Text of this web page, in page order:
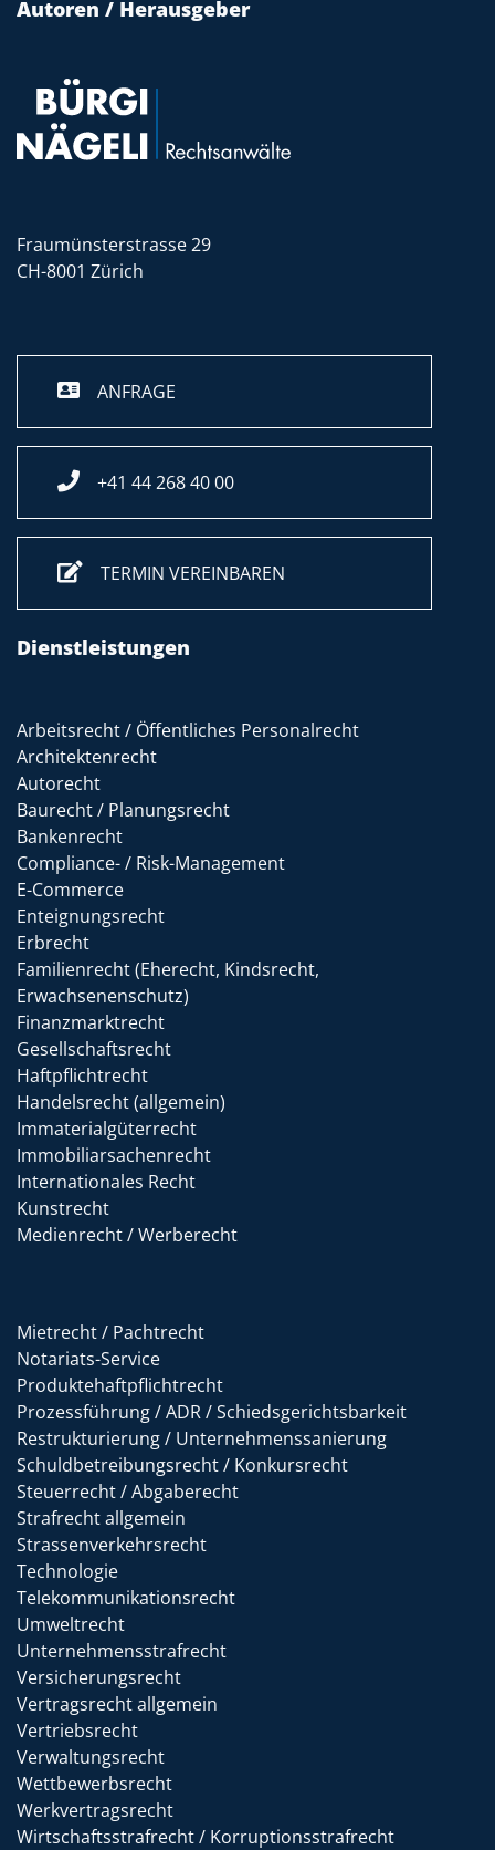
Autoren / Herausgeber
Fraumünsterstrasse 29
CH-8001 Zürich
ANFRAGE
+41 44 268 40 00
TERMIN VEREINBAREN
Dienstleistungen
Arbeitsrecht / Öffentliches Personalrecht
Architektenrecht
Autorecht
Baurecht / Planungsrecht
Bankenrecht
Compliance- / Risk-Management
E-Commerce
Enteignungsrecht
Erbrecht
Familienrecht (Eherecht, Kindsrecht,
Erwachsenenschutz)
Finanzmarktrecht
Gesellschaftsrecht
Haftpflichtrecht
Handelsrecht (allgemein)
Immaterialgüterrecht
Immobiliarsachenrecht
Internationales Recht
Kunstrecht
Medienrecht / Werberecht
Mietrecht / Pachtrecht
Notariats-Service
Produktehaftpflichtrecht
Prozessführung / ADR / Schiedsgerichtsbarkeit
Restrukturierung / Unternehmenssanierung
Schuldbetreibungsrecht / Konkursrecht
Steuerrecht / Abgaberecht
Strafrecht allgemein
Strassenverkehrsrecht
Technologie
Telekommunikationsrecht
Umweltrecht
Unternehmensstrafrecht
Versicherungsrecht
Vertragsrecht allgemein
Vertriebsrecht
Verwaltungsrecht
Wettbewerbsrecht
Werkvertragsrecht
Wirtschaftsstrafrecht / Korruptionsstrafrecht